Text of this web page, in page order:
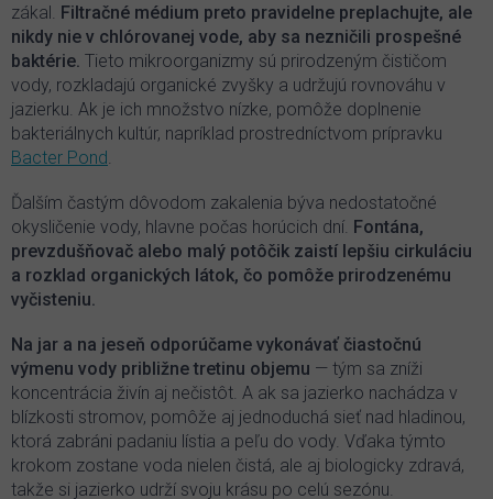
zákal. Filtračné médium preto pravidelne preplachujte, ale
nikdy nie v chlórovanej vode, aby sa nezničili prospešné
baktérie. Tieto mikroorganizmy sú prirodzeným čističom
vody, rozkladajú organické zvyšky a udržujú rovnováhu v
jazierku. Ak je ich množstvo nízke, pomôže doplnenie
bakteriálnych kultúr, napríklad prostredníctvom prípravku
Bacter Pond.
Ďalším častým dôvodom zakalenia býva nedostatočné
okysličenie vody, hlavne počas horúcich dní. Fontána,
prevzdušňovač alebo malý potôčik zaistí lepšiu cirkuláciu
a rozklad organických látok, čo pomôže prirodzenému
vyčisteniu.
Na jar a na jeseň odporúčame vykonávať čiastočnú
výmenu vody približne tretinu objemu — tým sa zníži
koncentrácia živín aj nečistôt. A ak sa jazierko nachádza v
blízkosti stromov, pomôže aj jednoduchá sieť nad hladinou,
ktorá zabráni padaniu lístia a peľu do vody. Vďaka týmto
krokom zostane voda nielen čistá, ale aj biologicky zdravá,
takže si jazierko udrží svoju krásu po celú sezónu.